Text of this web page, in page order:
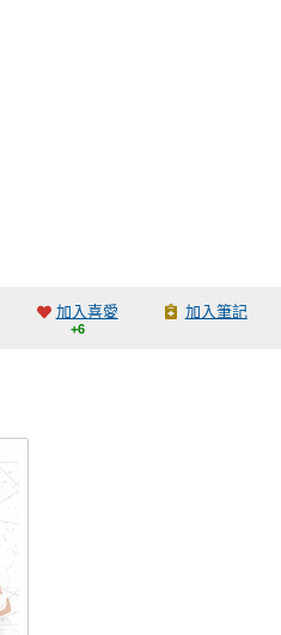
加入喜愛
+6
加入筆記